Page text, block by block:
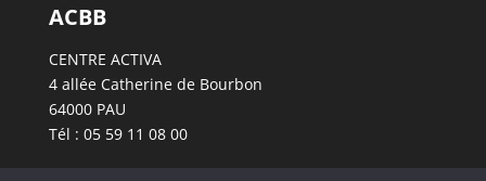
ACBB
CENTRE ACTIVA
4 allée Catherine de Bourbon
64000 PAU
Tél : 05 59 11 08 00